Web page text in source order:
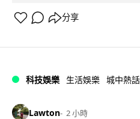
分享
科技娛樂 生活娛樂 城中熱話
Lawton 2 小時